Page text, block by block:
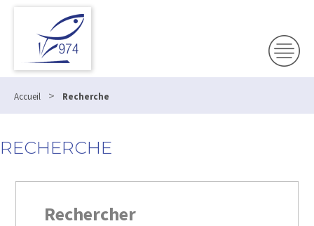
Accueil > Recherche
RECHERCHE
Rechercher